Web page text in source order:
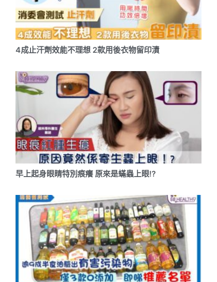
4成止汗劑效能不理想 2款用後衣物留印漬
早上起身眼睛特別痕癢 原來是蟎蟲上眼!?